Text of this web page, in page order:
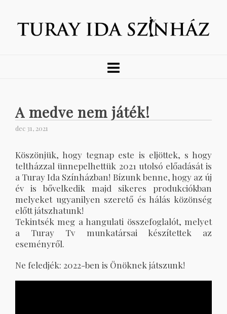
A medve nem játék!
dec 31, 2021
Köszönjük, hogy tegnap este is eljöttek, s hogy
teltházzal ünnepelhettük 2021 utolsó előadását is
a Turay Ida Színházban! Bízunk benne, hogy az új
év is bővelkedik majd sikeres produkciókban
melyeket ugyanilyen szerető és hálás közönség
előtt játszhatunk!
Tekintsék meg a hangulati összefoglalót, melyet
a Turay Tv munkatársai készítettek az
eseményről.
Ne feledjék: 2022-ben is Önöknek játszunk!